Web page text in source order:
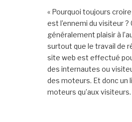
« Pourquoi toujours
est l’ennemi du visiteur ?
généralement plaisir à
surtout que le travail de
site web est effectué
des internautes ou
des moteurs. Et donc un
moteurs qu’aux visiteurs.